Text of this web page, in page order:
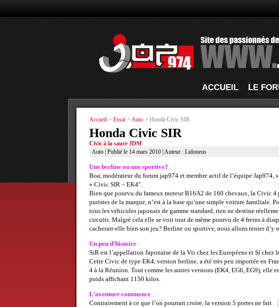
ACCUEIL LE
Accueil > Essai > Auto > Honda Civic SIR
Honda Civic SIR
Civic à la sauce JDM
Auto| Publié le 14 mars 2010 | Auteur : Lidoneus
Une berline ou une sportive?
Boa, modérateur du forum jap974 et membre actif de l’équipe Jap974,
« Civic SIR – EK4″.
Bien que pourvu du fameux moteur B16A2 de 160 chevaux, la Civic
puristes de la marque, n’est à la base qu’une simple voiture familiale.
tous les véhicules japonais de gamme standard, rien ne destine
circuits. Malgré cela elle se voit tout de même pourvu de 4 freins à
cacherait-elle bien son jeu? Berline ou sportive, nous allons tenter d’y
Un peu d’histoire
SiR est l’appellation Japonaise de la Vti chez les Européens et Si chez
Cette Civic de type EK4, version berline, a été très peu importée en
4 à la Réunion. Tout comme les autres versions (EK4, EG6, EG9), elle
poids affichant 1150 kilos.
L’aventure commence
Contrairement à ce que l’on pourrait croire, la version 5 portes ne fait